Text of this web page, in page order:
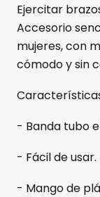
Ejercitar
Accesorio
mujeres, con
cómodo y sin
- Banda tubo
- Fácil de usar.
- Mango de